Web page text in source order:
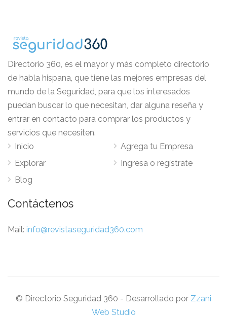
Directorio 360, es el mayor y más completo directorio
de habla hispana, que tiene las mejores empresas del
mundo de la Seguridad, para que los interesados
puedan buscar lo que necesitan, dar alguna reseña y
entrar en contacto para comprar los productos y
servicios que necesiten.
Inicio
Explorar
Blog
Agrega tu Empresa
Ingresa o regístrate
Contáctenos
Mail: info@revistaseguridad360.com
© Directorio Seguridad 360 - Desarrollado por Zzani
Web Studio